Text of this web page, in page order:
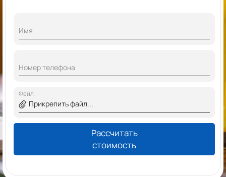
Имя
Номер телефона
Файл
Прикрепить файл...
Рассчитать
стоимость